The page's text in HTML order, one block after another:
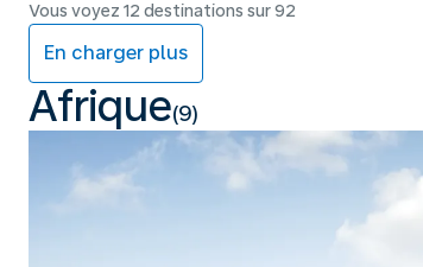
Vous voyez 12 destinations sur 92
En charger plus
Afrique(9)